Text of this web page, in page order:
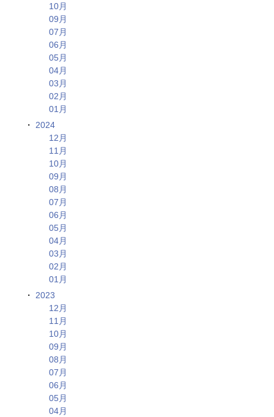
10月
09月
07月
06月
05月
04月
03月
02月
01月
2024
12月
11月
10月
09月
08月
07月
06月
05月
04月
03月
02月
01月
2023
12月
11月
10月
09月
08月
07月
06月
05月
04月